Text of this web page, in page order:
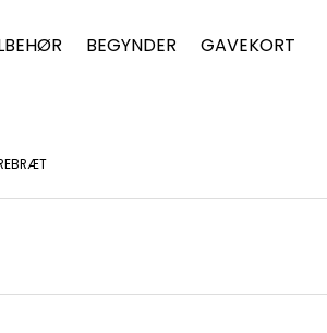
BEGYNDER
GAVEKORT